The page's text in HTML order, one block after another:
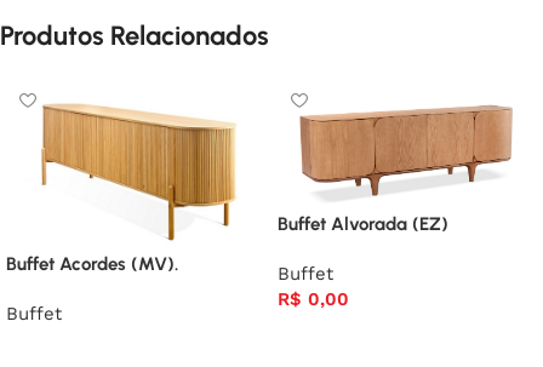
Produtos Relacionados
Buffet Acordes (MV).
Buffet
Buffet Alvorada (EZ)
Buffet
R$ 0,00